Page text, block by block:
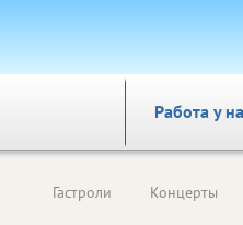
Работа у
Гастроли Концерты